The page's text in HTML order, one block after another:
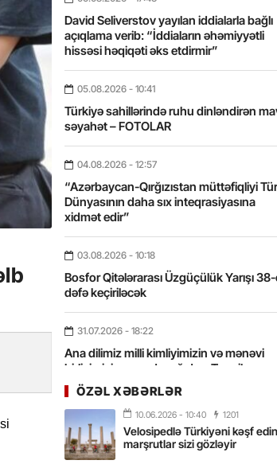
David Seliverstov yayılan iddialarla bağlı
açıqlama verib: “İddiaların əhəmiyyətli
hissəsi həqiqəti əks etdirmir”
05.08.2026 - 10:41
Türkiyə sahillərində ruhu dinləndirən
səyahət – FOTOLAR
04.08.2026 - 12:57
“Azərbaycan-Qırğızıstan müttəfiqliyi
Dünyasının daha sıx inteqrasiyasına
xidmət edir”
03.08.2026 - 10:18
Bosfor Qitələrarası Üzgüçülük Yarışı
dəfə keçiriləcək
31.07.2026 - 18:22
Ana dilimiz milli kimliyimizin və mənəvi
birliyimizin əsas dayağıdır – Tənzilə
Rüstəmxanlı
31.07.2026 - 16:58
Tarixin axarını yalnız böyük liderlər dəyişir
ÖZƏL XƏBƏRLƏR
10.06.2026 - 10:40 1201
Velosipedlə Türkiyəni kəşf
marşrutlar sizi gözləyir